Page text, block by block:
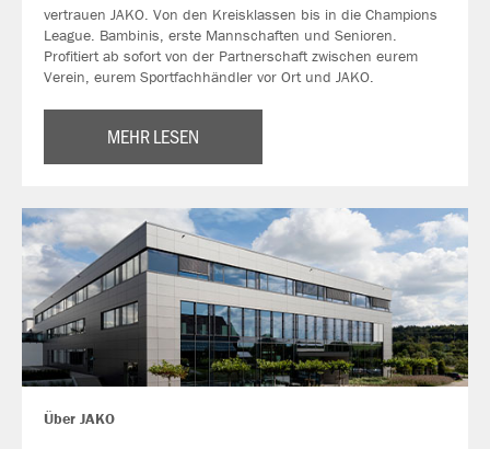
vertrauen JAKO. Von den Kreisklassen bis in die Champions
League. Bambinis, erste Mannschaften und Senioren.
Profitiert ab sofort von der Partnerschaft zwischen eurem
Verein, eurem Sportfachhändler vor Ort und JAKO.
MEHR LESEN
Über JAKO